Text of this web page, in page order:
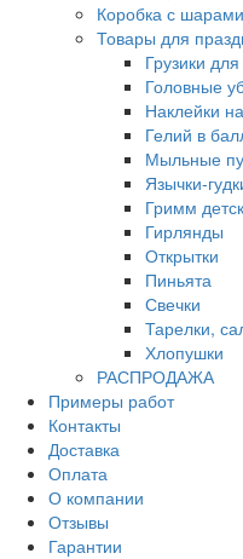
Коробка с шарами
Товары для
Грузики
Головные
Наклейки
Гелий в
Мыльные
Язычки-
Гримм
Гирлянды
Открытки
Пиньята
Свечки
Тарелки,
Хлопушки
РАСПРОДАЖА
Примеры работ
Контакты
Доставка
Оплата
О компании
Отзывы
Гарантии